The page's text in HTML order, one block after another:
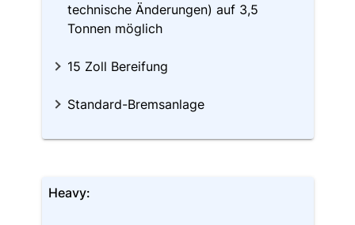
technische Änderungen) auf 3,5
Tonnen möglich
15 Zoll Bereifung
Standard-Bremsanlage
Heavy: